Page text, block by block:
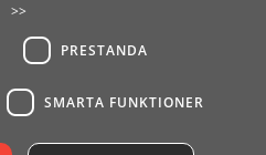
>>
PRESTANDA
SMARTA FUNKTIONER